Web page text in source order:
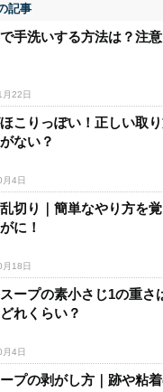
記事
手洗いする方法は？注
22日
こりっぽい！正しい取
ない？
4日
切り｜簡単なやり方を
に！
18日
ープの素小さじ1の重さ
れくらい？
4日
プの剥がし方｜跡や粘